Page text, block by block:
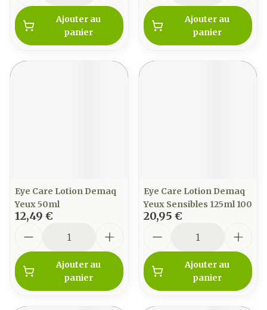
Ajouter au
panier
Ajouter au
panier
Eye Care Lotion Demaq
Yeux 50ml
12,49 €
Ajouter au
panier
Eye Care Lotion Demaq
Yeux Sensibles 125ml 100
20,95 €
Ajouter au
panier